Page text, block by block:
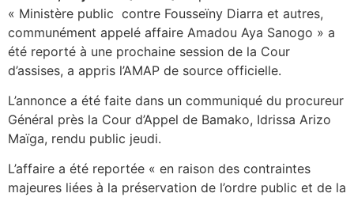
« Ministère public contre Fousseïny Diarra et autres,
communément appelé affaire Amadou Aya Sanogo » a
été reporté à une prochaine session de la Cour
d’assises, a appris l’AMAP de source officielle.
L’annonce a été faite dans un communiqué du procureur
Général près la Cour d’Appel de Bamako, Idrissa Arizo
Maïga, rendu public jeudi.
L’affaire a été reportée « en raison des contraintes
majeures liées à la préservation de l’ordre public et de la